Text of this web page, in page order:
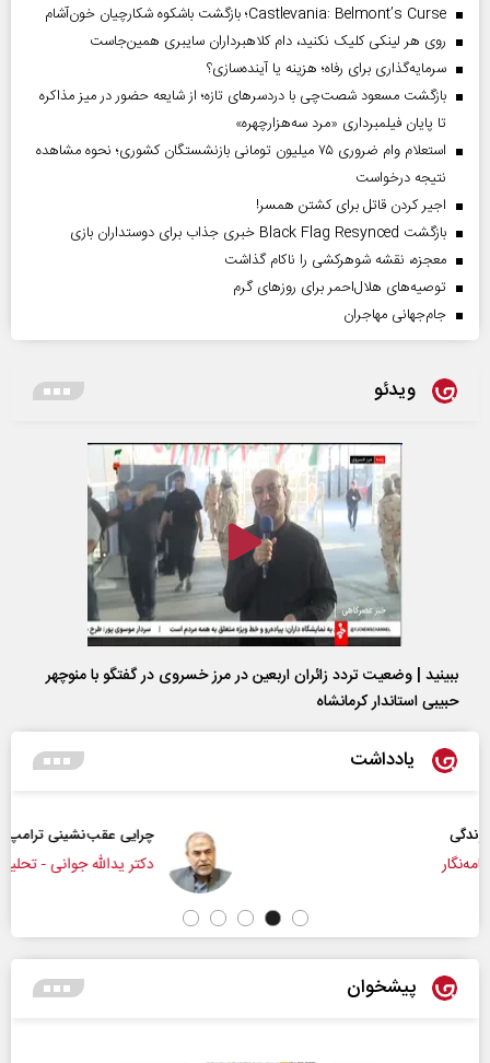
Castlevania: Belmont’s Curse؛ بازگشت باشکوه شکارچیان خون‌آشام
روی هر لینکی کلیک نکنید، دام کلاهبرداران سایبری همین‌جاست
سرمایه‌گذاری برای رفاه؛ هزینه یا آینده‌سازی؟
بازگشت مسعود شصت‌چی با دردسر‌های تازه؛ از شایعه حضور در میز مذاکره
تا پایان فیلمبرداری «مرد سه‌هزارچهره»
استعلام وام ضروری ۷۵ میلیون تومانی بازنشستگان کشوری؛ نحوه مشاهده
نتیجه درخواست
اجیر کردن قاتل برای کشتن همسر!
بازگشت Black Flag Resynced خبری جذاب برای دوستداران بازی
معجزه، نقشه شوهرکشی را ناکام گذاشت
توصیه‌های هلال‌احمر برای روز‌های گرم
جام‌جهانی مهاجران
ویدئو
ببینید | وضعیت تردد زائران اربعین در مرز خسروی در گفتگو با منوچهر
حبیبی استاندار کرمانشاه
یادداشت
چرایی عقب‌نشینی ترامپ؟
دکتر یدالله جوانی - تحلیلگر مسائل سیاسی
پیشخوان